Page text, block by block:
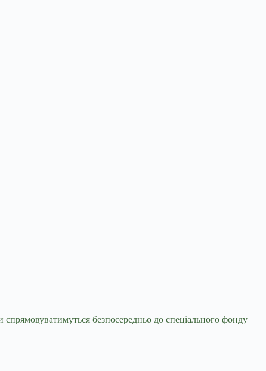
спрямовуватимуться безпосередньо до спеціального фонду